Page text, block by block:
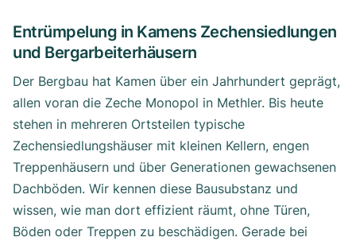
Entrümpelung in Kamens Zechensiedlungen
und Bergarbeiterhäusern
Der Bergbau hat Kamen über ein Jahrhundert geprägt,
allen voran die Zeche Monopol in Methler. Bis heute
stehen in mehreren Ortsteilen typische
Zechensiedlungshäuser mit kleinen Kellern, engen
Treppenhäusern und über Generationen gewachsenen
Dachböden. Wir kennen diese Bausubstanz und
wissen, wie man dort effizient räumt, ohne Türen,
Böden oder Treppen zu beschädigen. Gerade bei